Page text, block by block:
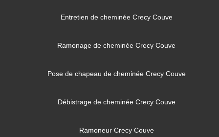
Entretien de cheminée Crecy Couve
Ramonage de cheminée Crecy Couve
Pose de chapeau de cheminée Crecy Couve
Débistrage de cheminée Crecy Couve
Ramoneur Crecy Couve